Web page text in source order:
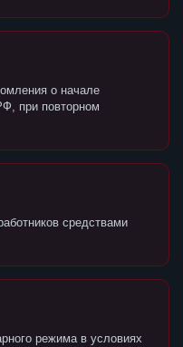
о начале
при повторном
средствами
режима в условиях